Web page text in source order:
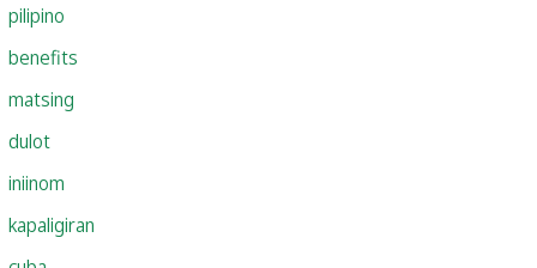
pilipino
benefits
matsing
dulot
iniinom
kapaligiran